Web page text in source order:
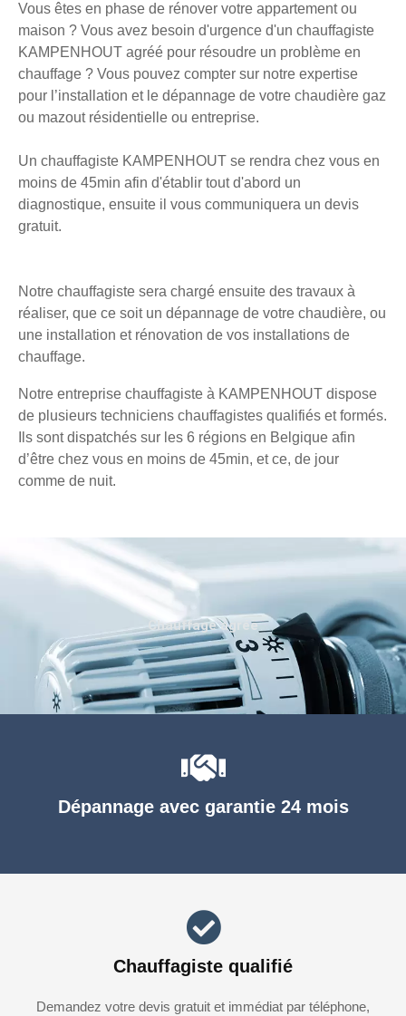
Vous êtes en phase de rénover votre appartement ou
maison ? Vous avez besoin d'urgence d'un chauffagiste
KAMPENHOUT agréé pour résoudre un problème en
chauffage ? Vous pouvez compter sur notre expertise
pour l’installation et le dépannage de votre chaudière gaz
ou mazout résidentielle ou entreprise.
Un chauffagiste KAMPENHOUT se rendra chez vous en
moins de 45min afin d'établir tout d'abord un
diagnostique, ensuite il vous communiquera un devis
gratuit.
Notre chauffagiste sera chargé ensuite des travaux à
réaliser, que ce soit un dépannage de votre chaudière, ou
une installation et rénovation de vos installations de
chauffage.
Notre entreprise chauffagiste à KAMPENHOUT dispose
de plusieurs techniciens chauffagistes qualifiés et formés.
Ils sont dispatchés sur les 6 régions en Belgique afin
d’être chez vous en moins de 45min, et ce, de jour
comme de nuit.
Dépannage avec garantie 24 mois
Chauffagiste qualifié
Demandez votre devis gratuit et immédiat par téléphone,
Chauffage agréé